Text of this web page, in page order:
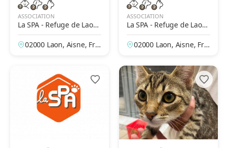
ASSOCIATION
La SPA - Refuge de Laon
– Des Prés de Longuevall
e 02000 Laon, Aisne, Fra
ASSOCIATION
La SPA - Refuge de Laon
– Des Prés de Longuevall
e 02000 Laon, Aisne, Fra